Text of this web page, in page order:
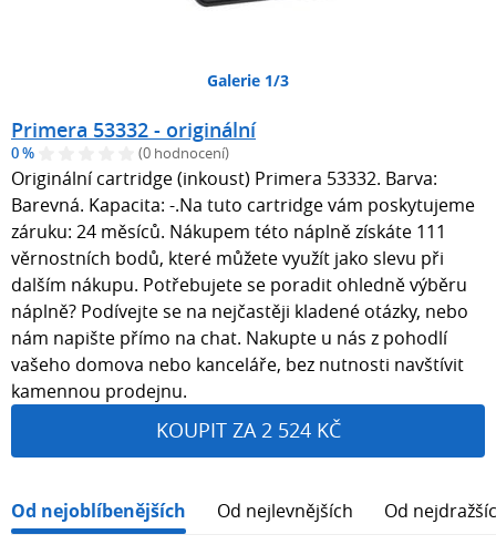
Galerie 1/3
Primera 53332 - originální
0 % (0 hodnocení)
Originální cartridge (inkoust) Primera 53332. Barva:
Barevná. Kapacita: -.Na tuto cartridge vám poskytujeme
záruku: 24 měsíců. Nákupem této náplně získáte 111
věrnostních bodů, které můžete využít jako slevu při
dalším nákupu. Potřebujete se poradit ohledně výběru
náplně? Podívejte se na nejčastěji kladené otázky, nebo
nám napište přímo na chat. Nakupte u nás z pohodlí
vašeho domova nebo kanceláře, bez nutnosti navštívit
kamennou prodejnu.
KOUPIT ZA 2 524 KČ
Od nejoblíbenějších Od nejlevnějších Od